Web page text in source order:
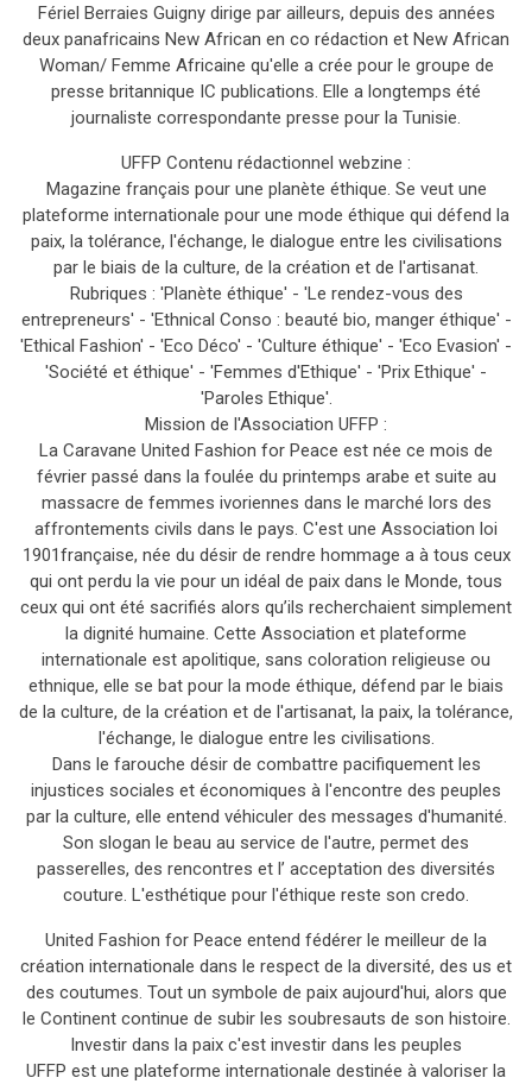
Fériel Berraies Guigny dirige par ailleurs, depuis des années
deux panafricains New African en co rédaction et New African
Woman/ Femme Africaine qu'elle a crée pour le groupe de
presse britannique IC publications. Elle a longtemps été
journaliste correspondante presse pour la Tunisie.
UFFP Contenu rédactionnel webzine :
Magazine français pour une planète éthique. Se veut une
plateforme internationale pour une mode éthique qui défend la
paix, la tolérance, l'échange, le dialogue entre les civilisations
par le biais de la culture, de la création et de l'artisanat.
Rubriques : 'Planète éthique' - 'Le rendez-vous des
entrepreneurs' - 'Ethnical Conso : beauté bio, manger éthique' -
'Ethical Fashion' - 'Eco Déco' - 'Culture éthique' - 'Eco Evasion' -
'Société et éthique' - 'Femmes d'Ethique' - 'Prix Ethique' -
'Paroles Ethique'.
Mission de l'Association UFFP :
La Caravane United Fashion for Peace est née ce mois de
février passé dans la foulée du printemps arabe et suite au
massacre de femmes ivoriennes dans le marché lors des
affrontements civils dans le pays. C'est une Association loi
1901française, née du désir de rendre hommage a à tous ceux
qui ont perdu la vie pour un idéal de paix dans le Monde, tous
ceux qui ont été sacrifiés alors qu’ils recherchaient simplement
la dignité humaine. Cette Association et plateforme
internationale est apolitique, sans coloration religieuse ou
ethnique, elle se bat pour la mode éthique, défend par le biais
de la culture, de la création et de l'artisanat, la paix, la tolérance,
l'échange, le dialogue entre les civilisations.
Dans le farouche désir de combattre pacifiquement les
injustices sociales et économiques à l'encontre des peuples
par la culture, elle entend véhiculer des messages d'humanité.
Son slogan le beau au service de l'autre, permet des
passerelles, des rencontres et l’ acceptation des diversités
couture. L'esthétique pour l'éthique reste son credo.
United Fashion for Peace entend fédérer le meilleur de la
création internationale dans le respect de la diversité, des us et
des coutumes. Tout un symbole de paix aujourd'hui, alors que
le Continent continue de subir les soubresauts de son histoire.
Investir dans la paix c'est investir dans les peuples
UFFP est une plateforme internationale destinée à valoriser la